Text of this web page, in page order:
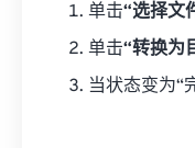
单击“选择文
单击“转换为
当状态变为“